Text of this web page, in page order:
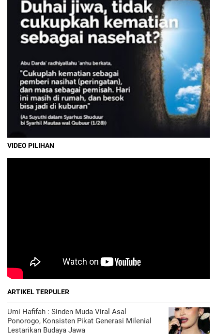
VIDEO PILIHAN
ARTIKEL TERPULER
Umi Hafifah : Sinden Muda Viral Asal
Ponorogo, Konsisten Pikat Generasi Milenial
Lestarikan Budaya Jawa